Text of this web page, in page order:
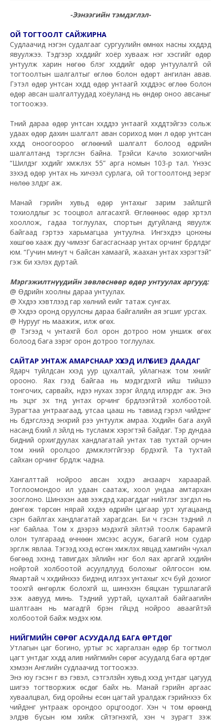
-Ээнээгийн тэмдэглэл-
ОЙ ТОГТООЛТ САЙЖИРНА
Судлаачид нэгэн судалгааг сургуулийн ѳмнѳх насны хүүхдүүдэд
явуулжээ. Тэдгээр хүүхдүүдийг хоёр хувааж нэг хэсгийг ѳдѳр
унтуулж харин нѳгѳѳ бүлэг хүүхдүүдийг ѳдѳр унтуулалгүй ой
тогтоолтын шалгалтыг ѳглѳѳ болон ѳдѳрт ангилан авав.
Гэтэл ѳдѳр унтсан хүүхдүүд ѳдѳр унтаагүй хүүхдүүдээс ѳглѳѳ болон
ѳдѳр авсан шалгалтуудад хоёуланд нь ѳндѳр оноо авсаныг
тогтоожээ.
Түүний дараа ѳдѳр унтсан хүүхдүүдээ унтаагүй хүүхдүүдтэйгээ сольж
удаах ѳдѳр дахин шалгалт аван сориход мѳн л ѳдѳр унтсан
хүүхдүүд оноогоороо ѳглѳѳний шалгалт болоод ѳдрийн
шалгалтанд тэргүүлсэн байна. Трэйси Качлѳү зохиогчийн
“Шилдэг хүүхдийг хүмүүжүүлэх 55” арга номын 103-р тал. Үүнээс
үзэхэд ѳдѳр унтах нь хичээл сурлага, ой тогтоолтонд эерэг
нѳлѳѳ үзүүлдэг аж.
Манай гэрийн хувьд ѳдѳр унтахыг зарим зайлшгүй
тохиолдлыг эс тооцвол алгасахгүй. Ѳглѳѳнѳѳс ѳдѳр хүртэл
хооллож, гадаа тоглуулах, спортын дугуйланд явуулж
байгаад гэртээ харьмагцаа унтуулна. Ингэхдээ цонхны
хѳшгѳѳ хааж дуу чимээг багасгаснаар унтах орчинг бүрдүүлдэг
юм. “Гучин минут ч байсан хамаагүй, жаахан унтах хэрэгтэй”
гэж би хэлэх дуртай.
Мэргэжилтнүүдийн зѳвлѳснѳѳр ѳдѳр унтуулах аргууд:
@ Ѳдрийн хоолны дараа унтуулах.
@ Хүүхдээ хэвтүүлээд гар хѳлний үеийг татаж сунгах.
@ Хүүхдээ оронд оруулсны дараа байгалийн ая эгшиг урсгах.
@ Нурууг нь маажиж, илж ѳгѳх.
@ Тэгээд ч унтахгүй бол орон дотроо ном уншиж ѳгѳх
болоод бага зэрэг орон дотроо тоглуулах.
САЙТАР УНТАЖ АМАРСНААР ХҮҮХЭД ИЛҮҮ БИЕЭ ДААДАГ
Ядарч туйлдсан хүүхэд уур цухалтай, уйлагнаж том хүнийг
орооно. Яах гээд байгаа нь мэдэгдэхгүй ийш тийшээ
тонгочих, сарвайх, нүдээ нухах зэрэг үйлдлүүд илэрдэг аж. Энэ
нь эцэг эх түүнд унтах орчинг бүрдүүлээгүйтэй холбоотой.
Зурагтаа унтраагаад, утсаа цааш нь тавиад гэрэл чийдэнг
нь бүдэгсүүлээд энхрий үрээ унтуулж амраа. Хүүхдийн бага ахуй
насанд бүхий л зүйлд нь тусламж хэрэгтэй байдаг. Тэр дундаа
бидний орхигдуулах хандлагатай унтах тав тухтай орчин
том хүний оролцоо дэмжлэггүйгээр бүрдэхгүй. Та тухтай
сайхан орчинг бүрдүүлж чадна.
Хангалттай нойроо авсан хүүхдээ анзаарч хараарай.
Тоглоомондоо илүү удаан саатаж, хоол ундаа амтархан
зооглоно. Шинэхэн аав ээжүүдэд харагддаг нийтлэг үзэгдэл нь
дѳнгѳж тѳрсѳн нярай хүүхдээ ѳдрийн цагаар урт хугацаанд
сэрүүн байлгах хандлагатай харагдсан. Би ч гэсэн тэдний л
нэг байлаа. Том хүү дээрээ мэдэхгүй зүйлтэй тоолж барамгүй
олон тулгараад ѳчнѳѳн хүмүүсээс асууж, багагүй ном судар
эргүүлж явлаа. Тэгээд хүүхэд ѳсгѳн хүмүүжүүлэх явцад хамгийн чухал
бѳгѳѳд эхэнд тавигдах зүйлийн нэг бол яах аргагүй хүүхдийн
нойртой холбоотой асуулдлууд болохыг ойлгосон юм.
Ямартай ч хүүхдийнхээ бидэнд илгээх унтахыг хүсч буй дохиог
тоохгүй ѳнгѳрүүлж болохгүй шүү, шинэхэн бяцхан туршлагагүй
ээж аавууд минь. Тэдний ууртай, цухалтай байгаагийн
шалтгаан нь магадгүй бүрэн гүйцэд нойроо аваагүйтэй
холбоотой байж мэдэх юм.
НИЙГМИЙН СӨРӨГ АСУУДАЛД БАГА ӨРТДӨГ
Утлагын цаг богино, уртыг эс харгалзан ѳдѳр бүр тогтмол
цагт унтдаг хүүхдүүд алив нийгмийн сѳрѳг асуудалд бага ѳртдѳг
хэмээн Английн судлаачид тогтоожээ.
Энэ юу гэсэн үг вэ гэвэл, сэтгэлзүйн хувьд хүүхэд унтдаг цагууд
шигээ тогтворжиж ѳсдѳг байх нь. Манай гэрийн аргаас
хуваалцвал, бид оройны есѳн цагтай уралдаж гэрийнхээ бүх
чийдэнг унтрааж орондоо орцгоодог. Хэн ч том ѳрѳѳнд
элдэв бусын юм хийж сүйтэгнэхгүй, хэн ч зурагт үзэж